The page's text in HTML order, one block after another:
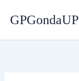
GPGondaUP